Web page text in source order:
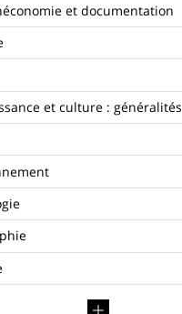
et documentation
et culture : généralités